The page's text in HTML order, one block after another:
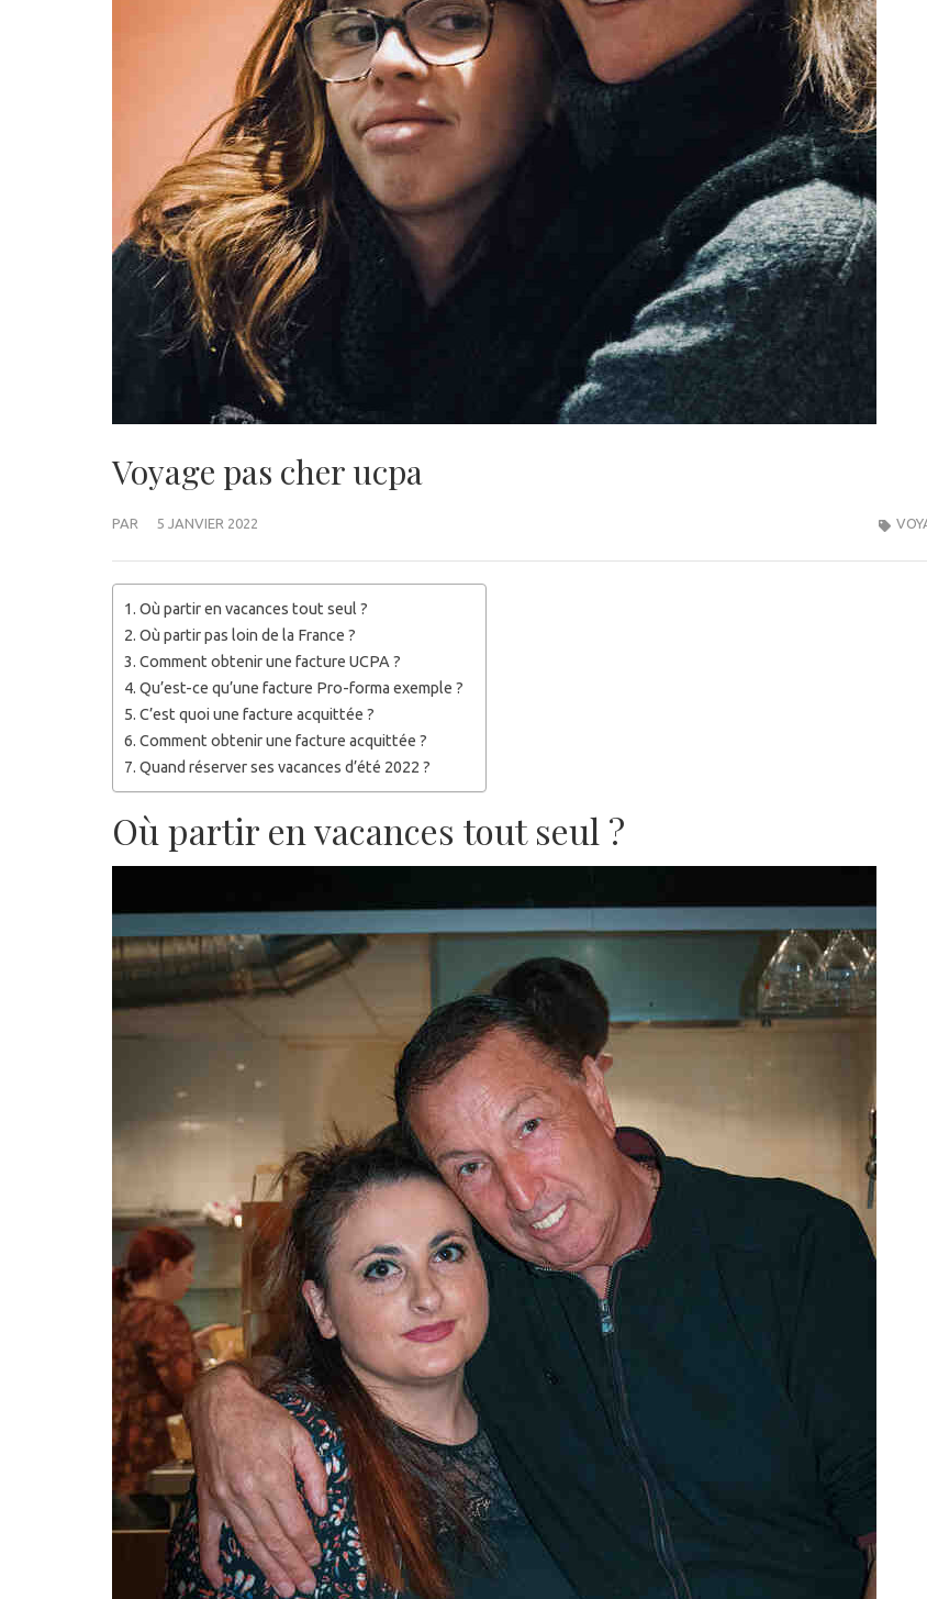
Voyage pas cher ucpa
PAR 5 JANVIER 2022
Où partir en vacances tout seul ?
Où partir pas loin de la France ?
Comment obtenir une facture UCPA ?
Qu’est-ce qu’une facture Pro-forma exemple ?
C’est quoi une facture acquittée ?
Comment obtenir une facture acquittée ?
Quand réserver ses vacances d’été 2022 ?
Où partir en vacances tout seul ?